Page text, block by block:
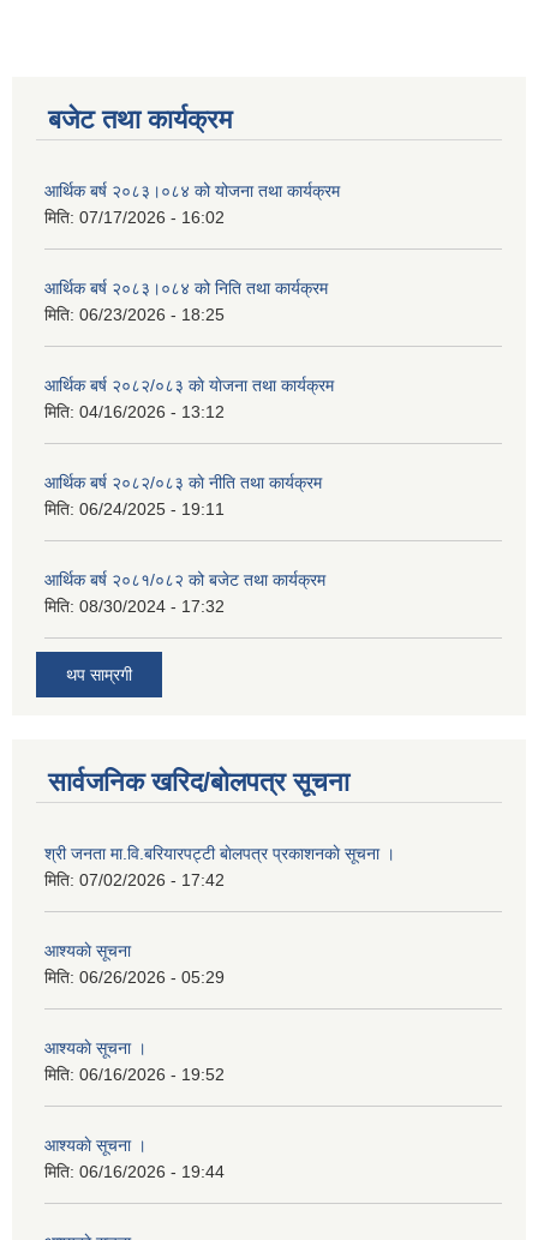
बजेट तथा कार्यक्रम
आर्थिक बर्ष २०८३।०८४ को योजना तथा कार्यक्रम
मिति: 07/17/2026 - 16:02
आर्थिक बर्ष २०८३।०८४ को निति तथा कार्यक्रम
मिति: 06/23/2026 - 18:25
आर्थिक बर्ष २०८२/०८३ काे याेजना तथा कार्यक्रम
मिति: 04/16/2026 - 13:12
आर्थिक बर्ष २०८२/०८३ काे नीति तथा कार्यक्रम
मिति: 06/24/2025 - 19:11
आर्थिक बर्ष २०८१/०८२ को बजेट तथा कार्यक्रम
मिति: 08/30/2024 - 17:32
थप साम्रगी
सार्वजनिक खरिद/बोलपत्र सूचना
श्री जनता मा.वि.बरियारपट्टी बाेलपत्र प्रकाशनकाे सूचना ।
मिति: 07/02/2026 - 17:42
आश्यकाे सूचना
मिति: 06/26/2026 - 05:29
आश्यकाे सूचना ।
मिति: 06/16/2026 - 19:52
आश्यकाे सूचना ।
मिति: 06/16/2026 - 19:44